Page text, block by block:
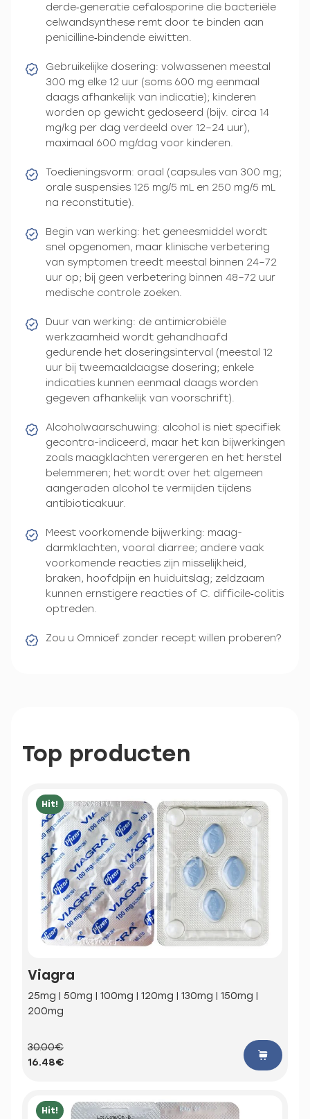
derde‑generatie cefalosporine die bacteriële
celwandsynthese remt door te binden aan
penicilline‑bindende eiwitten.
Gebruikelijke dosering: volwassenen meestal
300 mg elke 12 uur (soms 600 mg eenmaal
daags afhankelijk van indicatie); kinderen
worden op gewicht gedoseerd (bijv. circa 14
mg/kg per dag verdeeld over 12–24 uur),
maximaal 600 mg/dag voor kinderen.
Toedieningsvorm: oraal (capsules van 300 mg;
orale suspensies 125 mg/5 mL en 250 mg/5 mL
na reconstitutie).
Begin van werking: het geneesmiddel wordt
snel opgenomen, maar klinische verbetering
van symptomen treedt meestal binnen 24–72
uur op; bij geen verbetering binnen 48–72 uur
medische controle zoeken.
Duur van werking: de antimicrobiële
werkzaamheid wordt gehandhaafd
gedurende het doseringsinterval (meestal 12
uur bij tweemaaldaagse dosering; enkele
indicaties kunnen eenmaal daags worden
gegeven afhankelijk van voorschrift).
Alcoholwaarschuwing: alcohol is niet specifiek
gecontra-indiceerd, maar het kan bijwerkingen
zoals maagklachten verergeren en het herstel
belemmeren; het wordt over het algemeen
aangeraden alcohol te vermijden tijdens
antibioticakuur.
Meest voorkomende bijwerking: maag-
darmklachten, vooral diarree; andere vaak
voorkomende reacties zijn misselijkheid,
braken, hoofdpijn en huiduitslag; zeldzaam
kunnen ernstigere reacties of C. difficile‑colitis
optreden.
Zou u Omnicef zonder recept willen proberen?
Top producten
Hit!
Viagra
25mg | 50mg | 100mg | 120mg | 130mg | 150mg |
200mg
30.00€
16.48€
Hit!